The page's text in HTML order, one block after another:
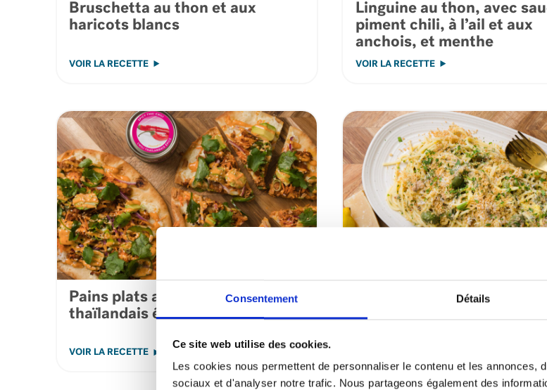
Consentement Détails
Ce site web utilise des cookies.
Les cookies nous permettent de personnaliser le contenu et les annonces,
sociaux et d'analyser notre trafic. Nous partageons également des
Bruschetta au thon et aux
haricots blancs
VOIR LA RECETTE
Linguine au thon, avec
piment chili, à l’ail et aux
anchois, et menthe
VOIR LA RECETTE
Pains plats au thon chili
thaïlandais épicé
VOIR LA RECETTE
Spaghetti au thon à l’aneth
aux olives